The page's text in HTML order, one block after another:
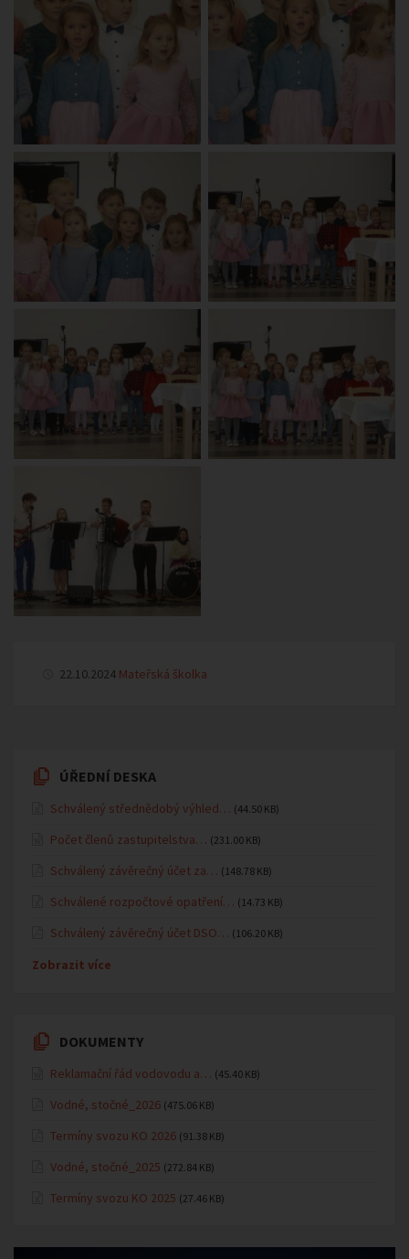
22.10.2024 Mateřská školka
ÚŘEDNÍ DESKA
Schválený střednědobý výhled… (44.50 KB)
Počet členů zastupitelstva… (231.00 KB)
Schválený závěrečný účet za… (148.78 KB)
Schválené rozpočtové opatření… (14.73 KB)
Schválený závěrečný účet DSO… (106.20 KB)
Zobrazit více
DOKUMENTY
Reklamační řád vodovodu a… (45.40 KB)
Vodné, stočné_2026 (475.06 KB)
Termíny svozu KO 2026 (91.38 KB)
Vodné, stočné_2025 (272.84 KB)
Termíny svozu KO 2025 (27.46 KB)